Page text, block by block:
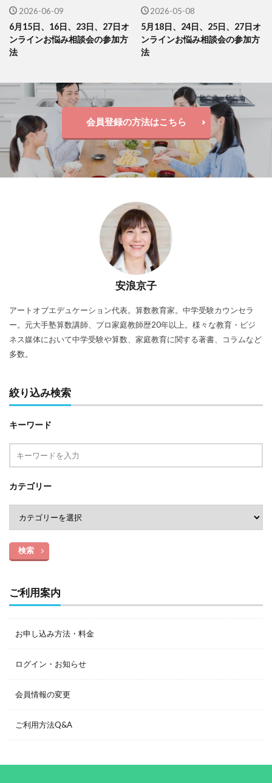
2026-06-09
6月15日、16日、23日、27日オ
ンラインお悩み相談会の参加方
法
2026-05-08
5月18日、24日、25日、27日オ
ンラインお悩み相談会の参加方
法
会員登録の方法はこちら
安浪京子
アートオブエデュケーション代表。算数教育家。中学受験カウンセラ
ー。元大手塾算数講師、プロ家庭教師歴20年以上。様々な教育・ビジ
ネス媒体において中学受験や算数、家庭教育に関する著書、コラムなど
多数。
絞り込み検索
キーワード
カテゴリー
検索
ご利用案内
お申し込み方法・料金
ログイン・お知らせ
会員情報の変更
ご利用方法Q&A